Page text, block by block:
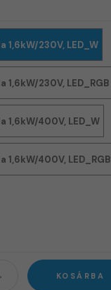
1,6kW/230V, LED_W
1,6kW/230V, LED_RGB
1,6kW/400V, LED_W
1,6kW/400V, LED_RGB
KOSÁRBA